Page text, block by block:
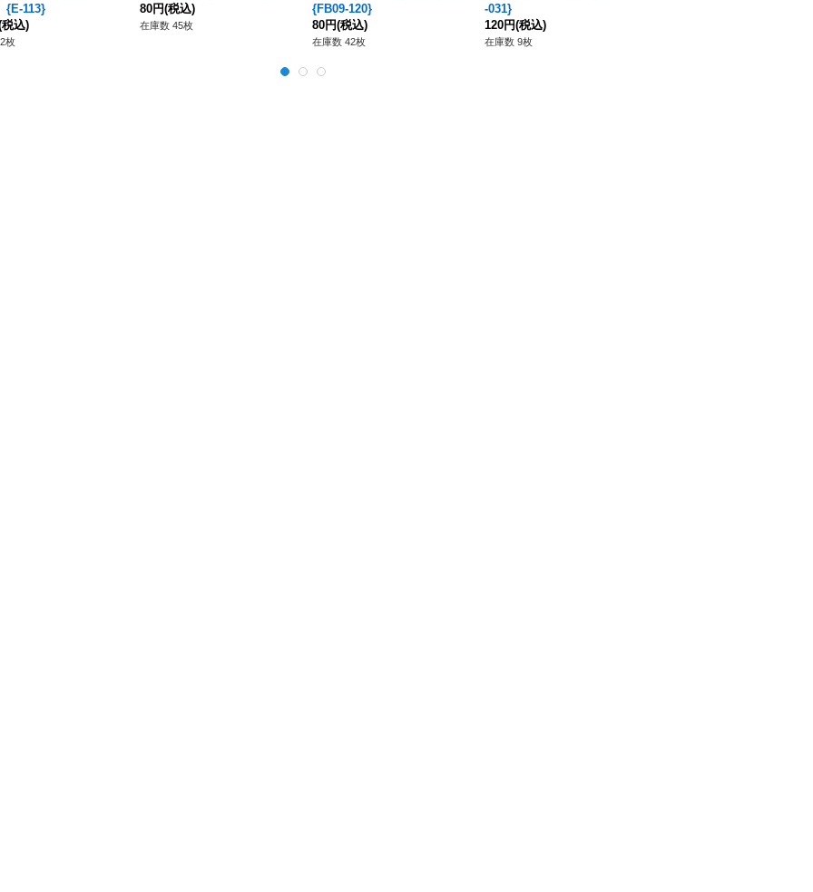
{E-113}
税込)
枚
80円(税込)
在庫数 45枚
{FB09-120}
80円(税込)
在庫数 42枚
-031}
120円(税込)
在庫数 9枚